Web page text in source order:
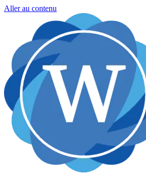
Aller au contenu